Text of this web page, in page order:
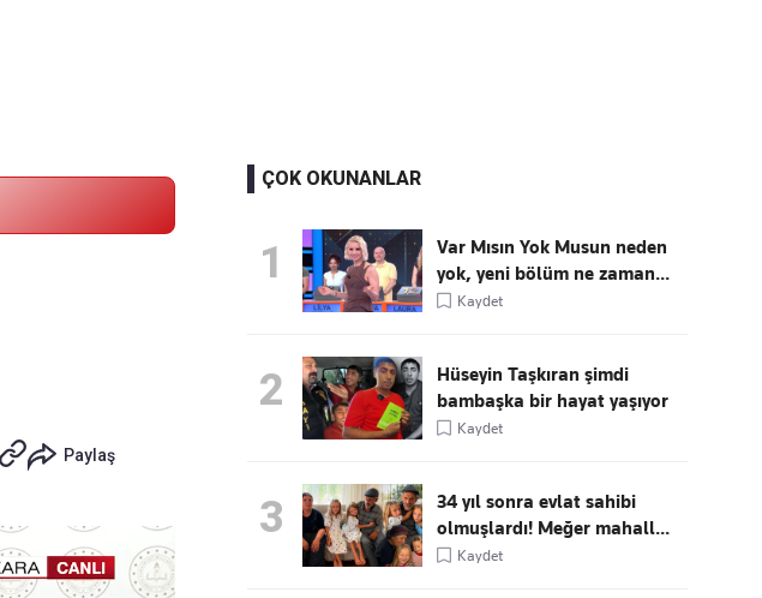
Paylaş
ÇOK OKUNANLAR
1
Var Mısın Yok Musun neden
yok, yeni bölüm ne zaman...
Kaydet
2
Hüseyin Taşkıran şimdi
bambaşka bir hayat yaşıyor
Kaydet
3
34 yıl sonra evlat sahibi
olmuşlardı! Meğer mahall...
Kaydet